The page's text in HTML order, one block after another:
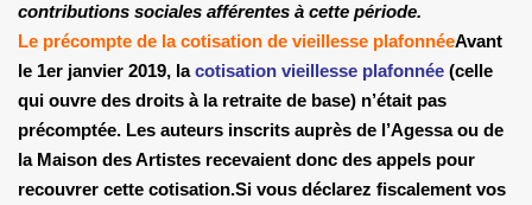
contributions sociales afférentes à cette période.
Le précompte de la cotisation de vieillesse plafonnéeAvant
le 1er janvier 2019, lacotisation vieillesse plafonnée (celle
qui ouvre des droits à la retraite de base) n’était pas
précomptée. Les auteurs inscrits auprès de l’Agessa ou de
la Maison des Artistes recevaient donc des appels pour
recouvrer cette cotisation.Si vous déclarez fiscalement vos